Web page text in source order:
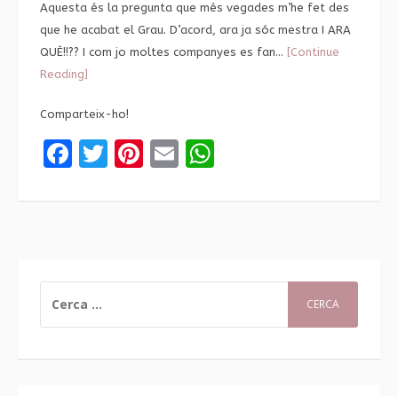
Aquesta és la pregunta que més vegades m’he fet des
que he acabat el Grau. D’acord, ara ja sóc mestra I ARA
QUÈ!!?? I com jo moltes companyes es fan… [Continue
Reading]
Comparteix-ho!
Facebook
Twitter
Pinterest
Email